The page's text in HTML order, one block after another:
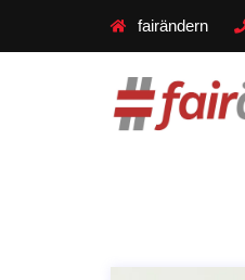
fairändern